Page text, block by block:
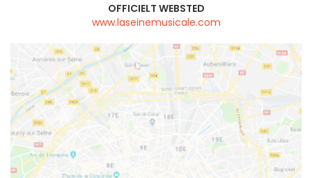
OFFICIELT WEBSTED
www.laseinemusicale.com